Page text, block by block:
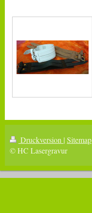
Druckversion | Sitemap
© HC Lasergravur